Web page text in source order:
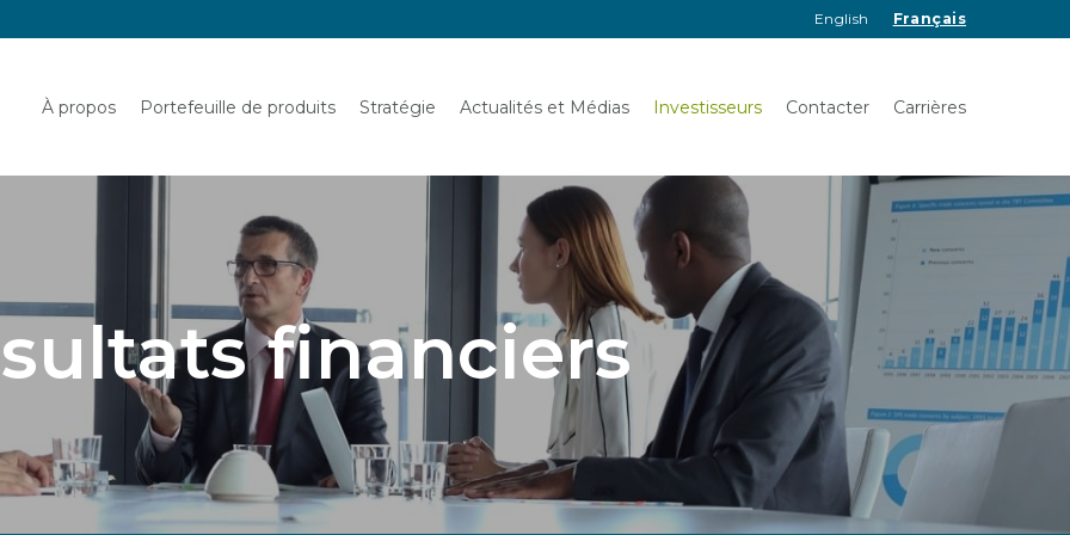
English Français
Français
À propos Portefeuille de produits Stratégie Actualités et Médias Investisseurs Contacter Carrières
financiers